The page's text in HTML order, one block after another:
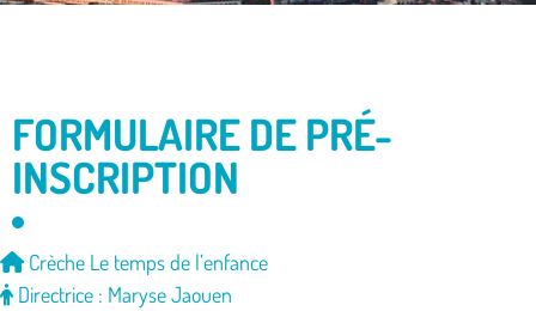
FORMULAIRE DE PRÉ-
INSCRIPTION
Crèche Le temps de l’enfance
Directrice : Maryse Jaouen